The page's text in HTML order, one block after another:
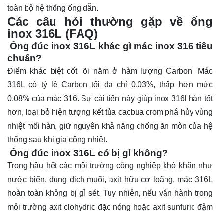
toàn bộ hệ thống ống dẫn.
Các câu hỏi thường gặp về ống
inox 316L (FAQ)
Ống đúc inox 316L khác gì mác inox 316 tiêu
chuẩn?
Điểm khác biệt cốt lõi nằm ở hàm lượng Carbon. Mác
316L có tỷ lệ Carbon tối đa chỉ 0.03%, thấp hơn mức
0.08% của mác 316. Sự cải tiến này giúp inox 316l hàn tốt
hơn, loại bỏ hiện tượng kết tủa cacbua crom phá hủy vùng
nhiệt mối hàn, giữ nguyên khả năng chống ăn mòn của hệ
thống sau khi gia công nhiệt.
Ống đúc inox 316L có bị gỉ không?
Trong hầu hết các môi trường công nghiệp khó khăn như
nước biển, dung dịch muối, axit hữu cơ loãng, mác 316L
hoàn toàn không bị gỉ sét. Tuy nhiên, nếu vận hành trong
môi trường axit clohydric đặc nóng hoặc axit sunfuric đậm